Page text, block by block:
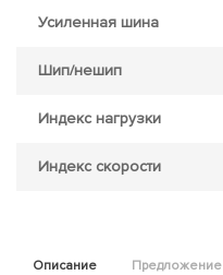
Усиленная шина
Шип/нешип
Индекс нагрузки
Индекс скорости
Описание Предложение